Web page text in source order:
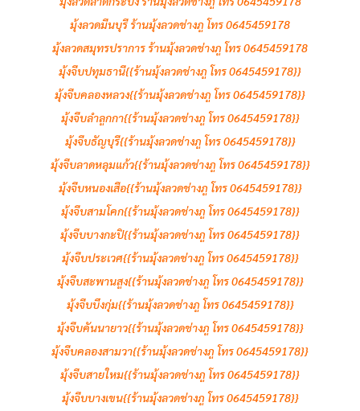
มุ้งลวดมีนบุรี ร้านมุ้งลวดช่างภู โทร 0645459178
มุ้งลวดสมุทรปราการ ร้านมุ้งลวดช่างภู โทร 0645459178
มุ้งจีบปทุมธานี{{ร้านมุ้งลวดช่างภู โทร 0645459178}}
มุ้งจีบคลองหลวง{{ร้านมุ้งลวดช่างภู โทร 0645459178}}
มุ้งจีบลำลููกกา{{ร้านมุ้งลวดช่างภู โทร 0645459178}}
มุ้งจีบธัญบุรี{{ร้านมุ้งลวดช่างภู โทร 0645459178}}
มุ้งจีบลาดหลุมแก้ว{{ร้านมุ้งลวดช่างภู โทร 0645459178}}
มุ้งจีบหนองเสือ{{ร้านมุ้งลวดช่างภู โทร 0645459178}}
มุ้งจีบสามโคก{{ร้านมุ้งลวดช่างภู โทร 0645459178}}
มุ้งจีบบางกะปิ{{ร้านมุ้งลวดช่างภู โทร 0645459178}}
มุ้งจีบประเวศ{{ร้านมุ้งลวดช่างภู โทร 0645459178}}
มุ้งจีบสะพานสูง{{ร้านมุ้งลวดช่างภู โทร 0645459178}}
มุ้งจีบบึงกุ่ม{{ร้านมุ้งลวดช่างภู โทร 0645459178}}
มุ้งจีบคันนายาว{{ร้านมุ้งลวดช่างภู โทร 0645459178}}
มุ้งจีบคลองสามวา{{ร้านมุ้งลวดช่างภู โทร 0645459178}}
มุ้งจีบสายใหม{{ร้านมุ้งลวดช่างภู โทร 0645459178}}
มุ้งจีบบางเขน{{ร้านมุ้งลวดช่างภู โทร 0645459178}}